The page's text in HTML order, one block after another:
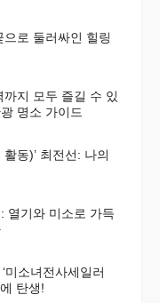
로 둘러싸인 힐링
지 모두 즐길 수 있
명소 가이드
동)’ 최전선: 나의
열기와 미소로 가득
미소녀전사세일러
탄생!